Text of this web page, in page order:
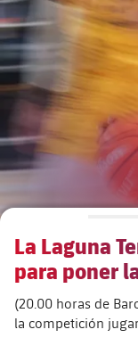
plusicon
más
Junta
Estructura
chevron-right
Órganos
chevron-right
Documents
plusicon
más
Barça Academy
Más que un
Masia 360
La Masia
Década a
La Laguna
para poner
(20.00 horas de
la competición